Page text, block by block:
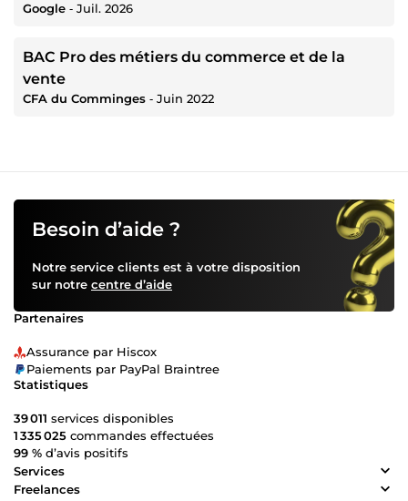
Google ‐ Juil. 2026
BAC Pro des métiers du commerce et de la
vente
CFA du Comminges ‐ Juin 2022
Besoin d’aide ?
Notre service clients est à votre disposition
sur notre centre d’aide
Partenaires
Assurance par Hiscox
Paiements par PayPal Braintree
Statistiques
39 011 services disponibles
1 335 025 commandes effectuées
99 % d’avis positifs
Services
Freelances